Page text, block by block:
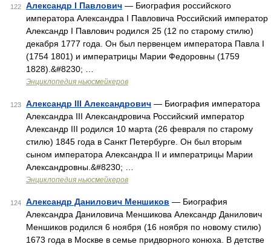
122 Александр I Павлович — Биография российского
императора Александра I Павловича Российский император
Александр I Павлович родился 25 (12 по старому стилю)
декабря 1777 года. Он был первенцем императора Павла I
(1754 1801) и императрицы Марии Федоровны (1759
1828).&#8230; …
Энциклопедия ньюсмейкеров
123 Александр III Александрович — Биография императора
Александра III Александровича Российский император
Александр III родился 10 марта (26 февраля по старому
стилю) 1845 года в Санкт Петербурге. Он был вторым
сыном императора Александра II и императрицы Марии
Александровны.&#8230; …
Энциклопедия ньюсмейкеров
124 Александр Данилович Меншиков — Биография
Александра Даниловича Меншикова Александр Данилович
Меншиков родился 6 ноября (16 ноября по новому стилю)
1673 года в Москве в семье придворного конюха. В детстве